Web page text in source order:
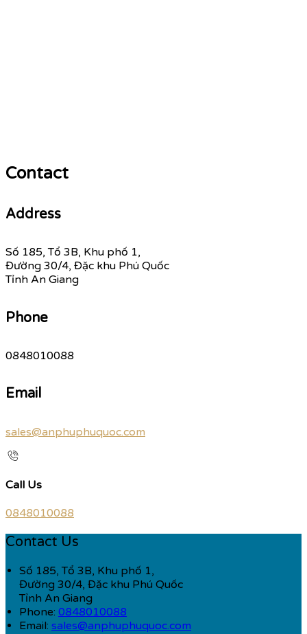
Contact
Address
Số 185, Tổ 3B, Khu phố 1,
Đường 30/4, Đặc khu Phú Quốc
Tỉnh An Giang
Phone
0848010088
Email
sales@anphuphuquoc.com
Call Us
0848010088
Contact Us
Số 185, Tổ 3B, Khu phố 1,
Đường 30/4, Đặc khu Phú Quốc
Tỉnh An Giang
Phone: 0848010088
Email: sales@anphuphuquoc.com